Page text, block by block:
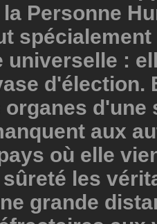
Personne
universelle :
d'élection.
organes d'une
aux
où elle
les
grande